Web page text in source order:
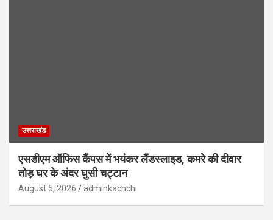
उत्तराखंड
एसडीएम ऑफिस कैंपस में भयंकर लैंडस्लाइड, कमरे की दीवार
तोड़ घर के अंदर घुसी चट्टान
August 5, 2026 adminkachchi